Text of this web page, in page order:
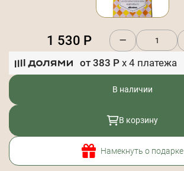
1 530 Р
от 383 Р x 4 платежа
В наличии
В корзину
Намекнуть о подарке